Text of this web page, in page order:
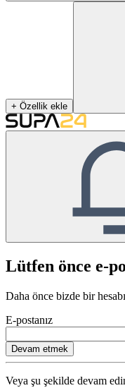
+ Özellik ekle
Lütfen önce e-
Daha önce bizde bir
E-postanız
Devam etmek
Veya şu şekilde devam